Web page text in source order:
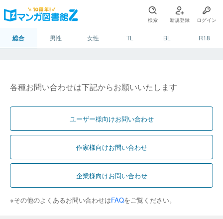
検索 新規登録 ログイン
総合 男性 女性 TL BL R18
各種お問い合わせは下記からお願いいたします
ユーザー様向けお問い合わせ
作家様向けお問い合わせ
企業様向けお問い合わせ
※その他のよくあるお問い合わせはFAQをご覧ください。